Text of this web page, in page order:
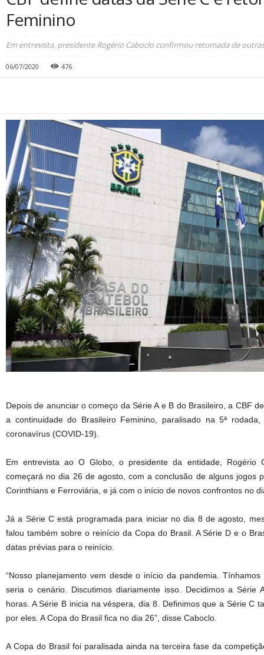
Feminino
Em entrevista, presidente Rogério Caboclo confirmou retomada de
06/07/2020 476
Depois de anunciar o começo da Série A e B do Brasileiro, a CBF
a continuidade do Brasileiro Feminino, paralisado na 5ª
coronavírus (COVID-19).
Em entrevista ao O Globo, o presidente da entidade, Rogério
começará no dia 26 de agosto, com a conclusão de alguns jogos
Corinthians e Ferroviária, e já com o início de novos confrontos no
Já a Série C está programada para iniciar no dia 8 de agosto,
falou também sobre o reinício da Copa do Brasil. A Série D e o
datas prévias para o reinício.
“Nosso planejamento vem desde o início da pandemia.
seria o cenário. Discutimos diariamente isso. Decidimos a Série
horas. A Série B inicia na véspera, dia 8. Definimos que a Série C
por eles. A Copa do Brasil fica no dia 26”, disse Caboclo.
A Copa do Brasil foi paralisada ainda na terceira fase da